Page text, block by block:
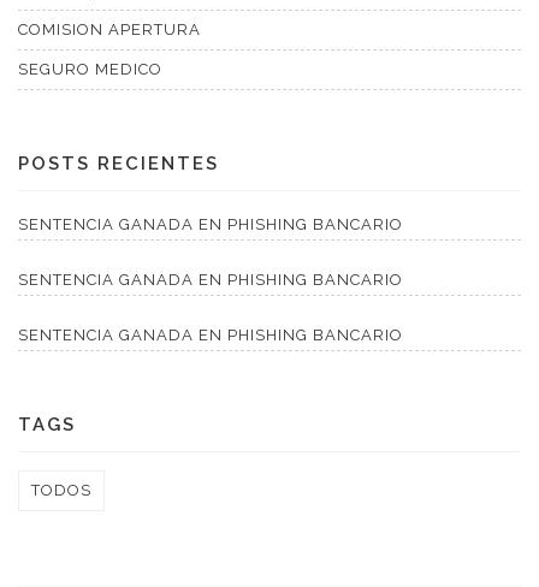
COMISION APERTURA
SEGURO MEDICO
POSTS RECIENTES
SENTENCIA GANADA EN PHISHING BANCARIO
SENTENCIA GANADA EN PHISHING BANCARIO
SENTENCIA GANADA EN PHISHING BANCARIO
TAGS
TODOS